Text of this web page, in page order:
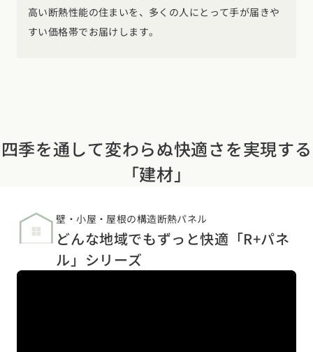
高い断熱性能の住まいを、多くの人にとって手が届きや
すい価格帯でお届けします。
四季を通して変わらぬ快適さを実現する
「建材」
壁・小屋・屋根の構造断熱パネル
どんな地域でもずっと快適「R+パネ
ル」シリーズ